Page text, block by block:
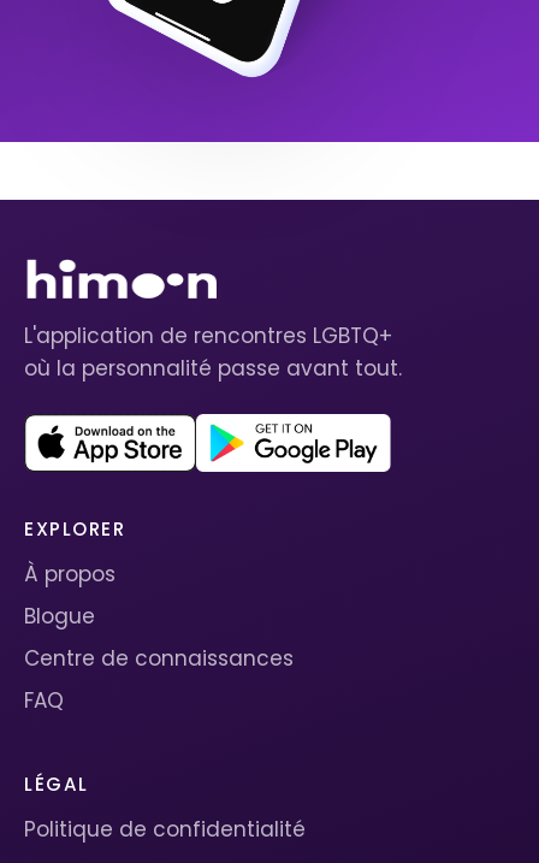
L'application de rencontres LGBTQ+
où la personnalité passe avant tout.
EXPLORER
À propos
Blogue
Centre de connaissances
FAQ
LÉGAL
Politique de confidentialité